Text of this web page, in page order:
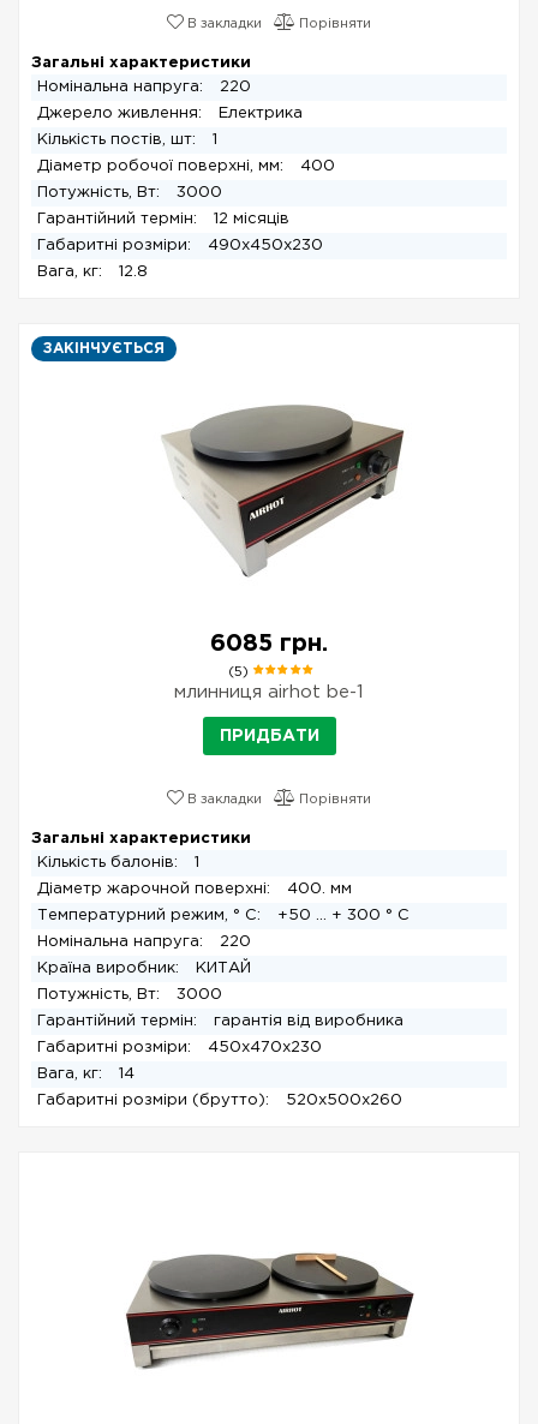
В закладки Порівняти
Загальні характеристики
Номінальна напруга:
220
Джерело живлення:
Електрика
Кількість постів, шт:
1
Діаметр робочої поверхні, мм:
400
Потужність, Вт:
3000
Гарантійний термін:
12 місяців
Габаритні розміри:
490x450x230
Вага, кг:
12.8
ЗАКІНЧУЄТЬСЯ
6085 грн.
(5)
млинниця airhot be-1
ПРИДБАТИ
В закладки Порівняти
Загальні характеристики
Кількість балонів:
1
Діаметр жарочной поверхні:
400. мм
Температурний режим, ° С:
+50 ... + 300 ° С
Номінальна напруга:
220
Країна виробник:
КИТАЙ
Потужність, Вт:
3000
Гарантійний термін:
гарантія від виробника
Габаритні розміри:
450x470x230
Вага, кг:
14
Габаритні розміри (брутто):
520x500x260